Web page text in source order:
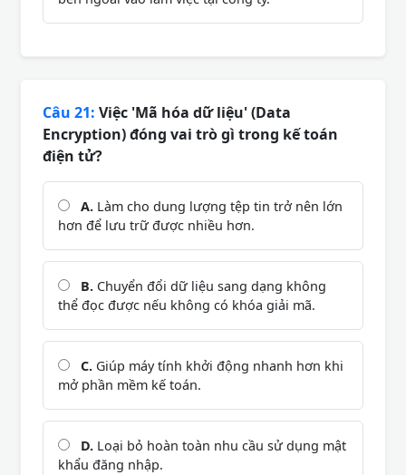
Câu 21: Việc 'Mã hóa dữ liệu' (Data
Encryption) đóng vai trò gì trong kế toán
điện tử?
A. Làm cho dung lượng tệp tin trở nên lớn
hơn để lưu trữ được nhiều hơn.
B. Chuyển đổi dữ liệu sang dạng không
thể đọc được nếu không có khóa giải mã.
C. Giúp máy tính khởi động nhanh hơn khi
mở phần mềm kế toán.
D. Loại bỏ hoàn toàn nhu cầu sử dụng mật
khẩu đăng nhập.